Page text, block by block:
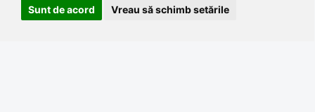
Sunt de acord Vreau să schimb setările